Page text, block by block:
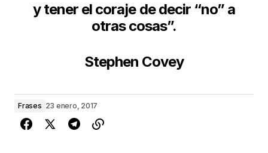
y tener el coraje de decir “no” a
otras cosas”.
Stephen Covey
Frases 23 enero, 2017